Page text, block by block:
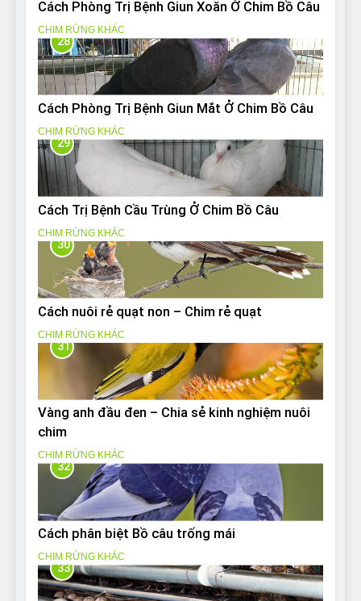
Cách Phòng Trị Bệnh Giun Xoăn Ở Chim Bồ Câu
CHIM RỪNG KHÁC
28
Cách Phòng Trị Bệnh Giun Mắt Ở Chim Bồ Câu
CHIM RỪNG KHÁC
29
Cách Trị Bệnh Cầu Trùng Ở Chim Bồ Câu
CHIM RỪNG KHÁC
30
Cách nuôi rẻ quạt non – Chim rẻ quạt
CHIM RỪNG KHÁC
31
Vàng anh đầu đen – Chia sẻ kinh nghiệm nuôi
chim
CHIM RỪNG KHÁC
32
Cách phân biệt Bồ câu trống mái
CHIM RỪNG KHÁC
33